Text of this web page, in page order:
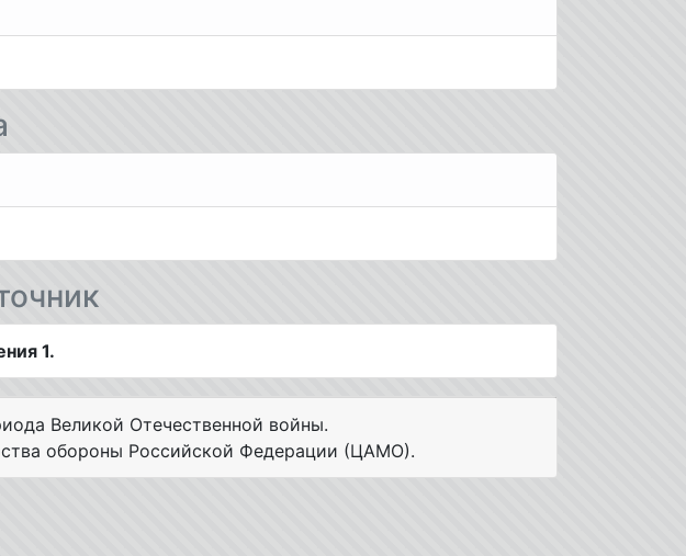
1.
Великой Отечественной войны.
обороны Российской Федерации (ЦАМО).